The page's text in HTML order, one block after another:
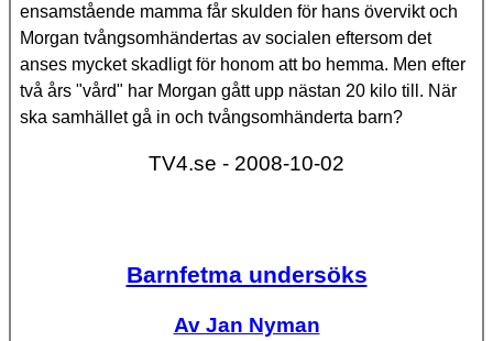
ensamstående mamma får skulden för hans övervikt och
Morgan tvångsomhändertas av socialen eftersom det
anses mycket skadligt för honom att bo hemma. Men efter
två års "vård" har Morgan gått upp nästan 20 kilo till. När
ska samhället gå in och tvångsomhänderta barn?
TV4.se - 2008-10-02
Barnfetma undersöks
Av Jan Nyman